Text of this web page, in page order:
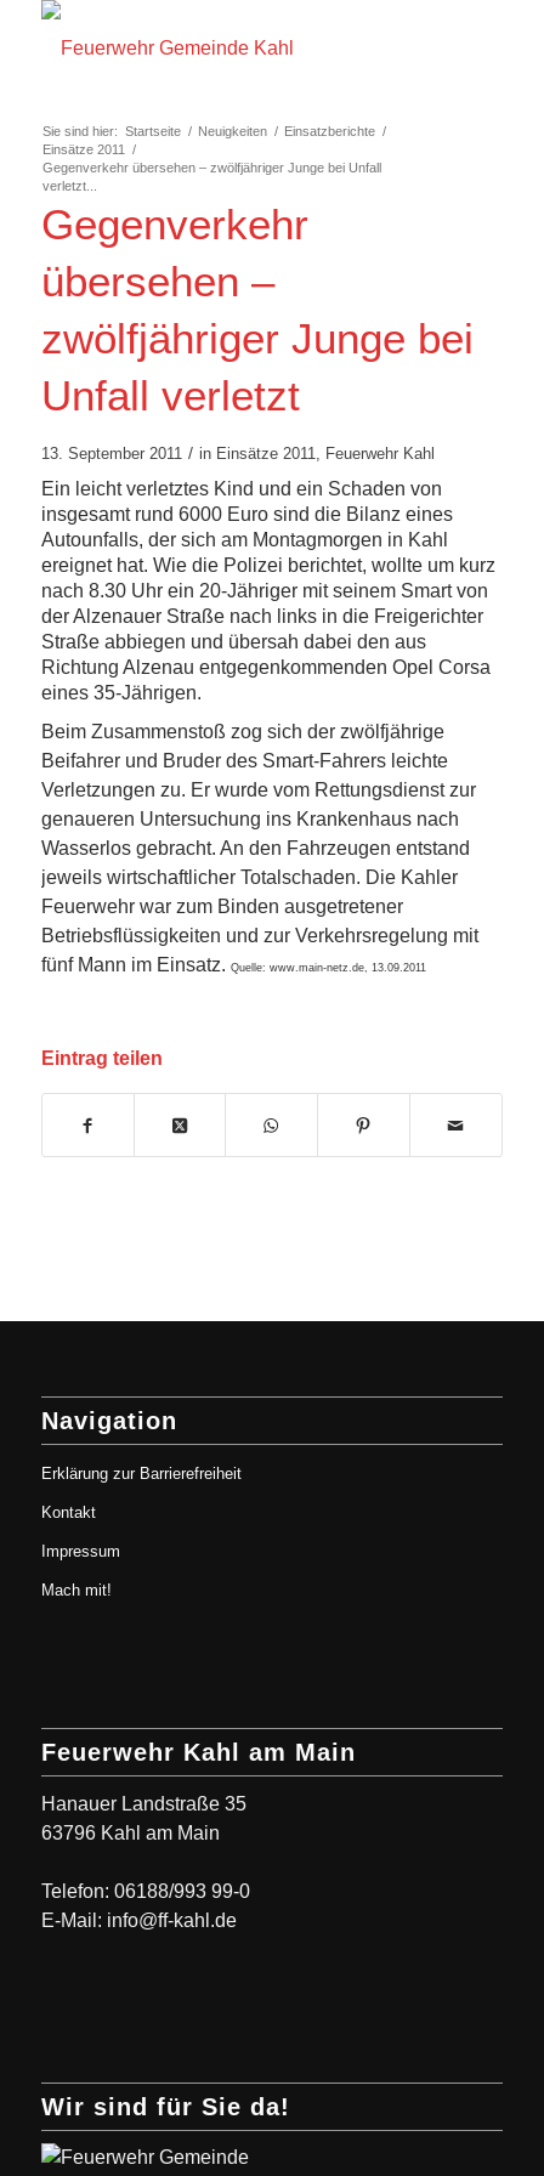
Sie sind hier: Startseite / Neuigkeiten / Einsatzberichte /
Einsätze 2011
/
Gegenverkehr übersehen – zwölfjähriger Junge bei Unfall
verletzt...
Gegenverkehr
übersehen –
zwölfjähriger Junge bei
Unfall verletzt
13. September 2011 / in Einsätze 2011, Feuerwehr Kahl
Ein leicht verletztes Kind und ein Schaden von
insgesamt rund 6000 Euro sind die Bilanz eines
Autounfalls, der sich am Montagmorgen in Kahl
ereignet hat. Wie die Polizei berichtet, wollte um kurz
nach 8.30 Uhr ein 20-Jähriger mit seinem Smart von
der Alzenauer Straße nach links in die Freigerichter
Straße abbiegen und übersah dabei den aus
Richtung Alzenau entgegenkommenden Opel Corsa
eines 35-Jährigen.
Beim Zusammenstoß zog sich der zwölfjährige
Beifahrer und Bruder des Smart-Fahrers leichte
Verletzungen zu. Er wurde vom Rettungsdienst zur
genaueren Untersuchung ins Krankenhaus nach
Wasserlos gebracht. An den Fahrzeugen entstand
jeweils wirtschaftlicher Totalschaden. Die Kahler
Feuerwehr war zum Binden ausgetretener
Betriebsflüssigkeiten und zur Verkehrsregelung mit
fünf Mann im Einsatz. Quelle: www.main-netz.de, 13.09.2011
Eintrag teilen
Navigation
Erklärung zur Barrierefreiheit
Kontakt
Impressum
Mach mit!
Feuerwehr Kahl am Main
Hanauer Landstraße 35
63796 Kahl am Main
Telefon: 06188/993 99-0
E-Mail: info@ff-kahl.de
Wir sind für Sie da!